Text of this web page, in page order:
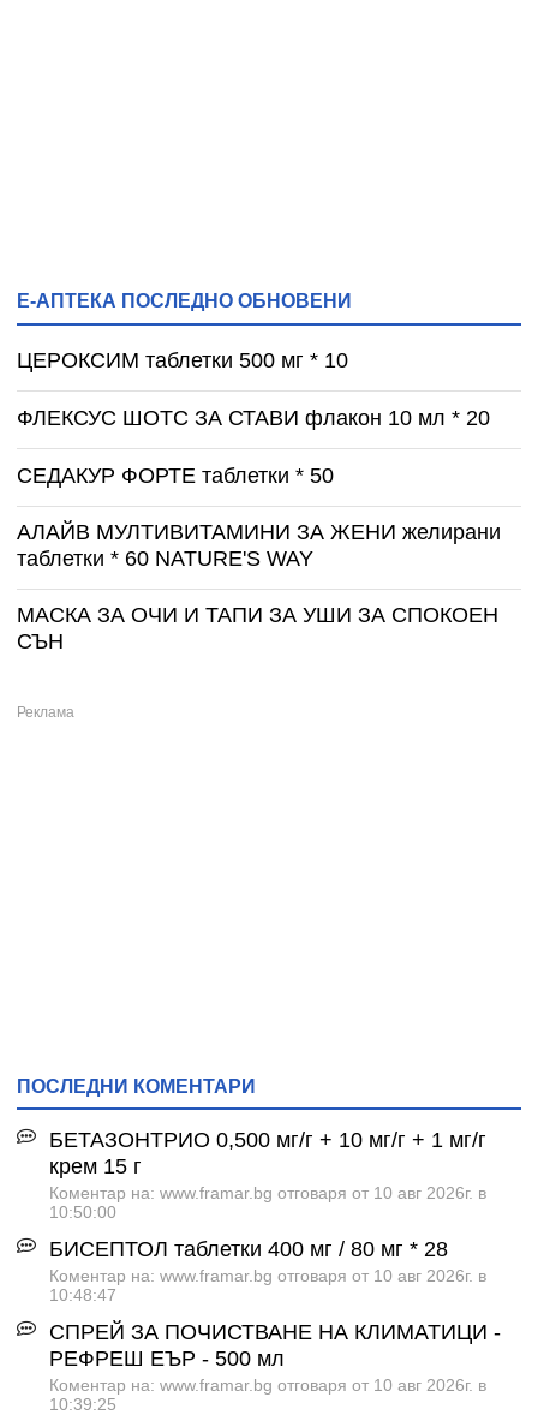
Е-АПТЕКА ПОСЛЕДНО ОБНОВЕНИ
ЦЕРОКСИМ таблетки 500 мг * 10
ФЛЕКСУС ШОТС ЗА СТАВИ флакон 10 мл * 20
СЕДАКУР ФОРТЕ таблетки * 50
АЛАЙВ МУЛТИВИТАМИНИ ЗА ЖЕНИ желирани
таблетки * 60 NATURE'S WAY
МАСКА ЗА ОЧИ И ТАПИ ЗА УШИ ЗА СПОКОЕН
СЪН
ПОСЛЕДНИ КОМЕНТАРИ
БЕТАЗОНТРИО 0,500 мг/г + 10 мг/г + 1 мг/г
крем 15 г
Коментар на: www.framar.bg отговаря от 10 авг 2026г. в
10:50:00
БИСЕПТОЛ таблетки 400 мг / 80 мг * 28
Коментар на: www.framar.bg отговаря от 10 авг 2026г. в
10:48:47
СПРЕЙ ЗА ПОЧИСТВАНЕ НА КЛИМАТИЦИ -
РЕФРЕШ ЕЪР - 500 мл
Коментар на: www.framar.bg отговаря от 10 авг 2026г. в
10:39:25